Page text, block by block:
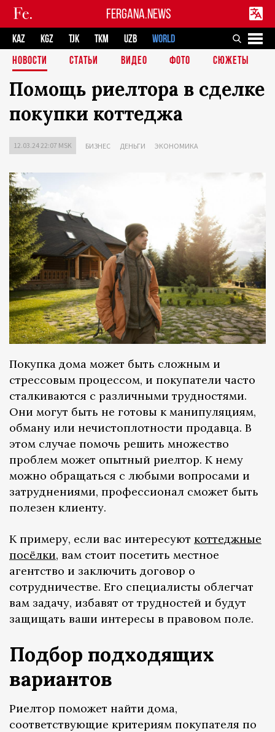
FERGANA.NEWS
KAZ KGZ TJK TKM UZB
WORLD
НОВОСТИ
СТАТЬИ ВИДЕО ФОТО СЮЖЕТЫ
Помощь риелтора в сделке
покупки коттеджа
12.03.24 22:07 MSK БИЗНЕС ДЕНЬГИ ЭКОНОМИКА
Покупка дома может быть сложным и
стрессовым процессом, и покупатели часто
сталкиваются с различными трудностями.
Они могут быть не готовы к манипуляциям,
обману или нечистоплотности продавца. В
этом случае помочь решить множество
проблем может опытный риелтор. К нему
можно обращаться с любыми вопросами и
затруднениями, профессионал сможет быть
полезен клиенту.
К примеру, если вас интересуют коттеджные
посёлки, вам стоит посетить местное
агентство и заключить договор о
сотрудничестве. Его специалисты облегчат
вам задачу, избавят от трудностей и будут
защищать ваши интересы в правовом поле.
Подбор подходящих
вариантов
Риелтор поможет найти дома,
соответствующие критериям покупателя по